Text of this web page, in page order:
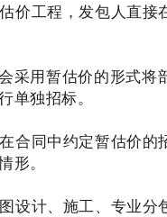
价工程，发包人直接
采用暂估价的形式将
单独招标。
合同中约定暂估价的
形。
设计、施工、专业分